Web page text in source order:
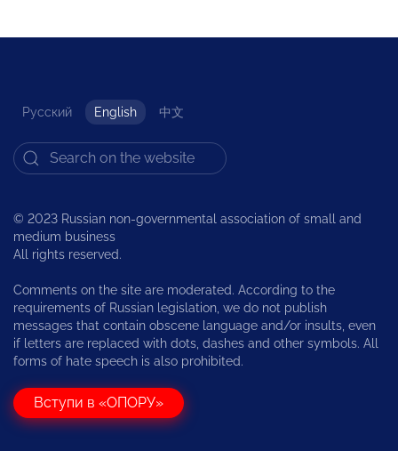
Русский English 中文
© 2023 Russian non-governmental association of small and
medium business
All rights reserved.
Comments on the site are moderated. According to the
requirements of Russian legislation, we do not publish
messages that contain obscene language and/or insults, even
if letters are replaced with dots, dashes and other symbols. All
forms of hate speech is also prohibited.
Вступи в «ОПОРУ»